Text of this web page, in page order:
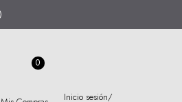
Inicio sesión/